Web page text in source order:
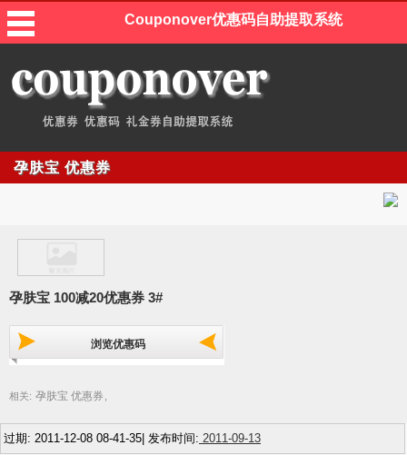
Couponover优惠码自助提取系统
孕肤宝 优惠券
孕肤宝 100减20优惠券 3#
浏览优惠码
相关: 孕肤宝 优惠券
过期: 2011-12-08 08-41-35| 发布时间: 2011-09-13